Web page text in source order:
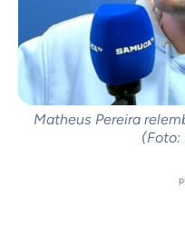
Matheus Pereira
(Foto: